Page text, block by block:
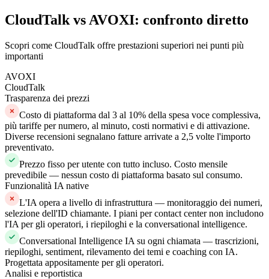
CloudTalk vs AVOXI: confronto diretto
Scopri come CloudTalk offre prestazioni superiori nei punti più
importanti
AVOXI
CloudTalk
Trasparenza dei prezzi
Costo di piattaforma dal 3 al 10% della spesa voce complessiva,
più tariffe per numero, al minuto, costi normativi e di attivazione.
Diverse recensioni segnalano fatture arrivate a 2,5 volte l'importo
preventivato.
Prezzo fisso per utente con tutto incluso. Costo mensile
prevedibile — nessun costo di piattaforma basato sul consumo.
Funzionalità IA native
L'IA opera a livello di infrastruttura — monitoraggio dei numeri,
selezione dell'ID chiamante. I piani per contact center non includono
l'IA per gli operatori, i riepiloghi e la conversational intelligence.
Conversational Intelligence IA su ogni chiamata — trascrizioni,
riepiloghi, sentiment, rilevamento dei temi e coaching con IA.
Progettata appositamente per gli operatori.
Analisi e reportistica